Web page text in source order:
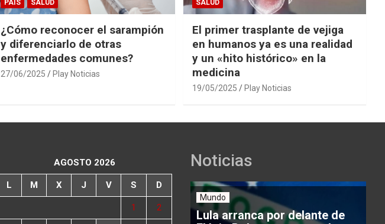
PAIS SALUD
¿Cómo reconocer el sarampión
y diferenciarlo de otras
enfermedades comunes?
27/06/2025 Play Noticias
SALUD
El primer trasplante de vejiga
en humanos ya es una realidad
y un «hito histórico» en la
medicina
19/05/2025 Play Noticias
AGOSTO 2026
L M X J V S D
1 2
Noticias
Mundo
Lula arranca por delante de